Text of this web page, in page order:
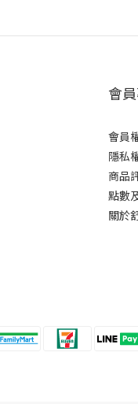
會
會員
隱私
商品
點數
關於